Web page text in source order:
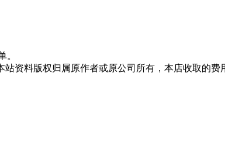
。
资料版权归属原作者或原公司所有，本店收取的费